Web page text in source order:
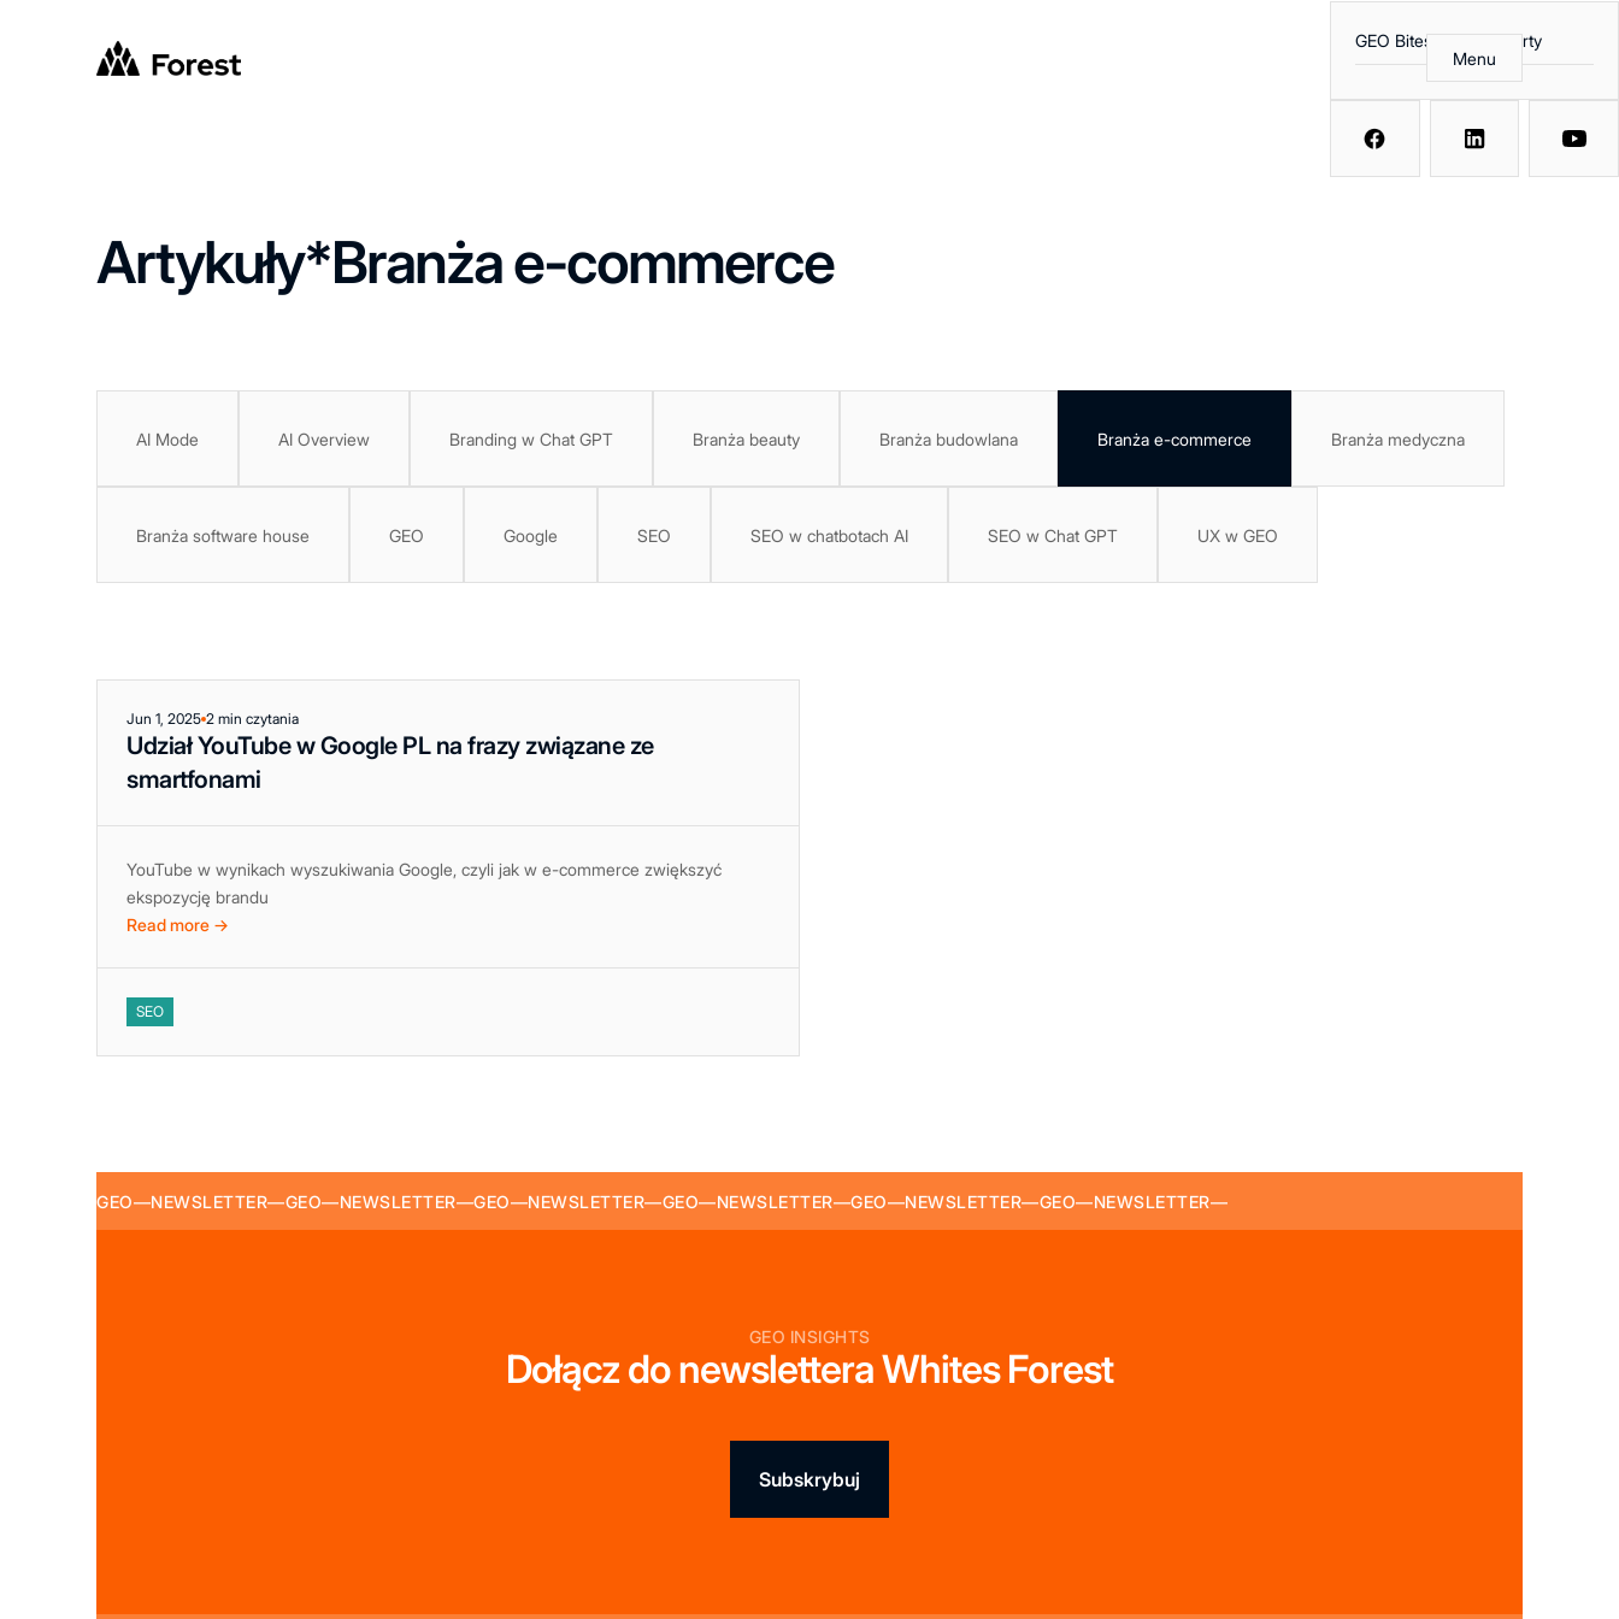
Menu
GEO Bites Raporty
Artykuły*Branża e-commerce
AI Mode AI Overview Branding w Chat GPT Branża beauty Branża budowlana Branża e-commerce Branża medyczna
Branża software house GEO Google SEO SEO w chatbotach AI SEO w Chat GPT UX w GEO
Jun 1, 2025 2 min czytania
Udział YouTube w Google PL na frazy związane ze
smartfonami
YouTube w wynikach wyszukiwania Google, czyli jak w e-commerce zwiększyć
ekspozycję brandu
Read more →
SEO
GEO—NEWSLETTER—GEO—NEWSLETTER—GEO—NEWSLETTER—GEO—NEWSLETTER—GEO—NEWSLETTER—GEO—NEWSLETTER—
GEO INSIGHTS
Dołącz do newslettera Whites Forest
Subskrybuj